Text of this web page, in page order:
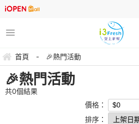
首頁 - 🎉熱門活動
🎉熱門活動
共0個結果
價格：
排序：